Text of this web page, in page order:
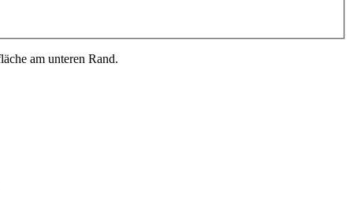
am unteren Rand.